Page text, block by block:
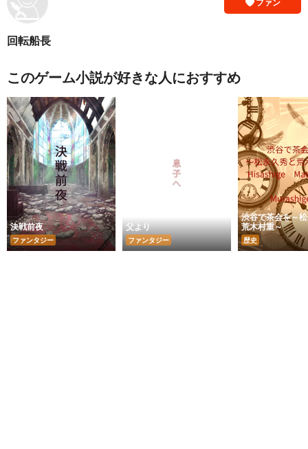
ファン
回転船長
このゲーム小説が好きな人におすすめ
決戦前夜
ファンタジー
父より
ファンタジー
渋谷で茶会を～
荒木村重～
歴史